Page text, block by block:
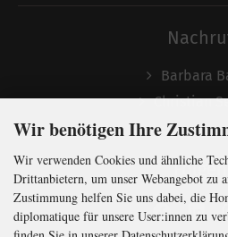
Barbara
Christian
Folgen
Wir benötigen Ihre
Wir verwenden Cookies und ähnliche
Drittanbietern, um unser Webangebot zu
Zustimmung helfen Sie uns dabei, die
diplomatique für unsere User:innen zu